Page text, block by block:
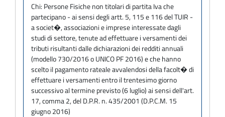
Chi: Persone Fisiche non titolari di partita Iva che
partecipano - ai sensi degli artt. 5, 115 e 116 del TUIR -
a societ�, associazioni e imprese interessate dagli
studi di settore, tenute ad effettuare i versamenti dei
tributi risultanti dalle dichiarazioni dei redditi annuali
(modello 730/2016 o UNICO PF 2016) e che hanno
scelto il pagamento rateale avvalendosi della facolt� di
effettuare i versamenti entro il trentesimo giorno
successivo al termine previsto (6 luglio) ai sensi dell'art.
17, comma 2, del D.P.R. n. 435/2001 (D.P.C.M. 15
giugno 2016)